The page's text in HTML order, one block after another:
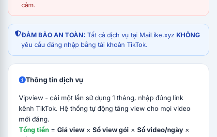
cảm.
ĐẢM BẢO AN TOÀN: Tất cả dịch vụ tại MaiLike.xyz KHÔNG
yêu cầu đăng nhập bằng tài khoản TikTok.
Thông tin dịch vụ
Vipview - cài một lần sử dụng 1 tháng, nhập đúng link
kênh TikTok. Hệ thống tự động tăng view cho mọi video
mới đăng.
Tổng tiền = Giá view × Số view gói × Số video/ngày ×